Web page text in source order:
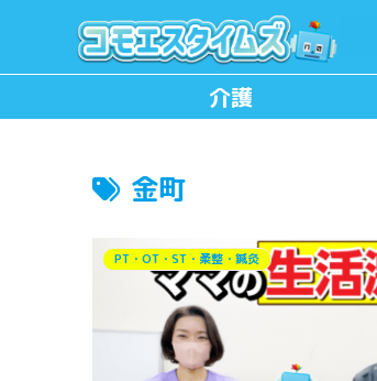
介護
金町
PT・OT・ST・柔整・鍼灸